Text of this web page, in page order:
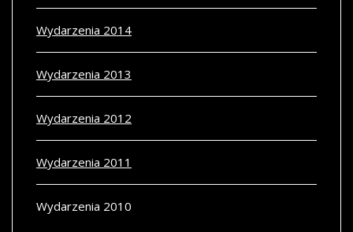
Wydarzenia 2014
Wydarzenia 2013
Wydarzenia 2012
Wydarzenia 2011
Wydarzenia 2010